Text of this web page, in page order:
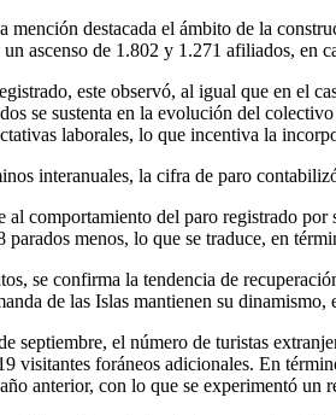
mención destacada el ámbito de la
ascenso de 1.802 y 1.271 afiliados, en
este observó, al igual que en el
se sustenta en la evolución del
laborales, lo que incentiva la
interanuales, la cifra de paro
al comportamiento del paro registrado
parados menos, lo que se traduce, en
se confirma la tendencia de
de las Islas mantienen su dinamismo,
septiembre, el número de turistas
visitantes foráneos adicionales. En
anterior, con lo que se experimentó un